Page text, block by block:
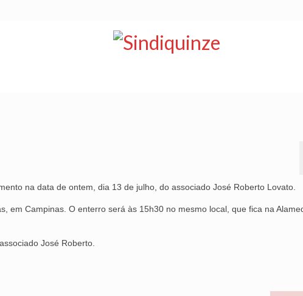
na data de ontem, dia 13 de julho, do associado José Roberto Lovato.
em Campinas. O enterro será às 15h30 no mesmo local, que fica na
José Roberto.